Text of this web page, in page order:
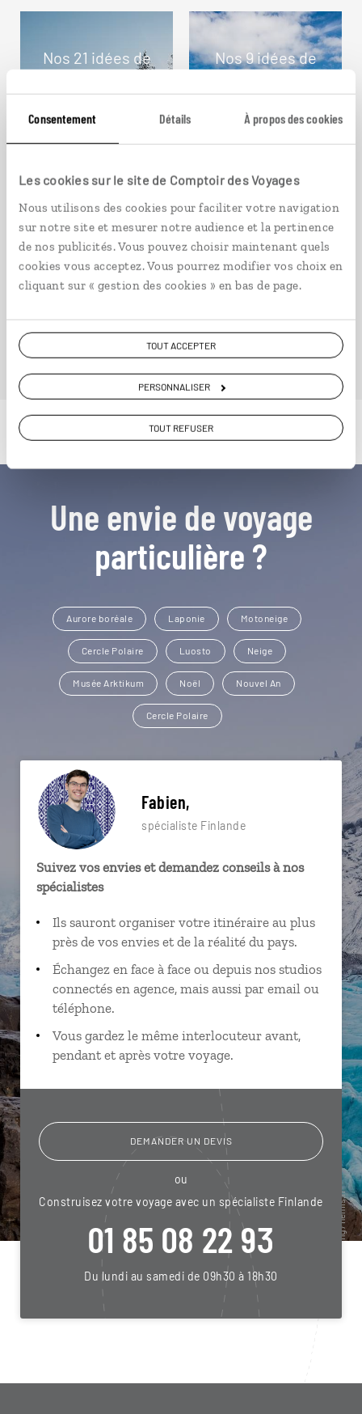
Consentement Détails À propos des cookies
Les cookies sur le site de Comptoir des Voyages
Nous utilisons des cookies pour faciliter votre navigation
sur notre site et mesurer notre audience et la pertinence
de nos publicités. Vous pouvez choisir maintenant quels
cookies vous acceptez. Vous pourrez modifier vos choix en
cliquant sur « gestion des cookies » en bas de page.
TOUT ACCEPTER
PERSONNALISER
TOUT REFUSER
Nos 21 idées de
Finlande
DÉCOUVRIR
Nos 9 idées de
Norvège
DÉCOUVRIR
Une envie de voyage
particulière ?
Aurore boréale Laponie Motoneige
Cercle Polaire Luosto Neige
Musée Arktikum Noël Nouvel An
Cercle Polaire
Fabien,
spécialiste Finlande
Suivez vos envies et demandez conseils à nos
spécialistes
Ils sauront organiser votre itinéraire au plus
près de vos envies et de la réalité du pays.
Échangez en face à face ou depuis nos studios
connectés en agence, mais aussi par email ou
téléphone.
Vous gardez le même interlocuteur avant,
pendant et après votre voyage.
DEMANDER UN DEVIS
ou
Construisez votre voyage avec un spécialiste Finlande
01 85 08 22 93
Du lundi au samedi de 09h30 à 18h30